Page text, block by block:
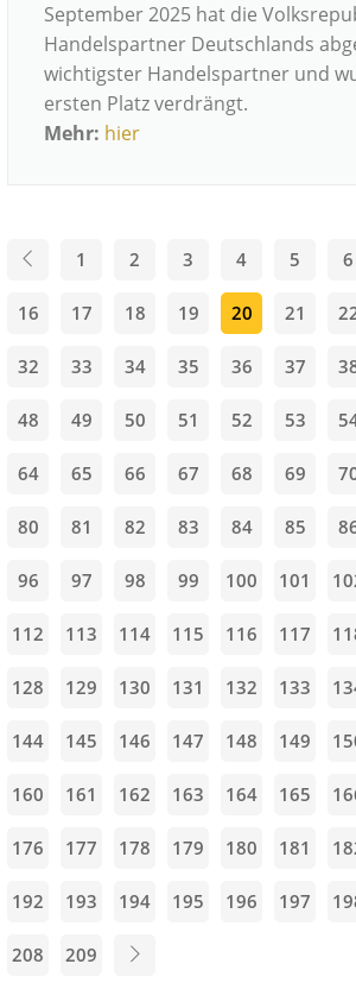
September 2025 hat die
Handelspartner Deutschlands
wichtigster Handelspartner und
ersten Platz verdrängt.
Mehr: hier
1 2 3 4 5 6
16 17 18 19 20 21
32 33 34 35 36 37
48 49 50 51 52 53
64 65 66 67 68 69
80 81 82 83 84 85
96 97 98 99 100 101
112 113 114 115 116 117
128 129 130 131 132 133
144 145 146 147 148 149
160 161 162 163 164 165
176 177 178 179 180 181
192 193 194 195 196 197
208 209